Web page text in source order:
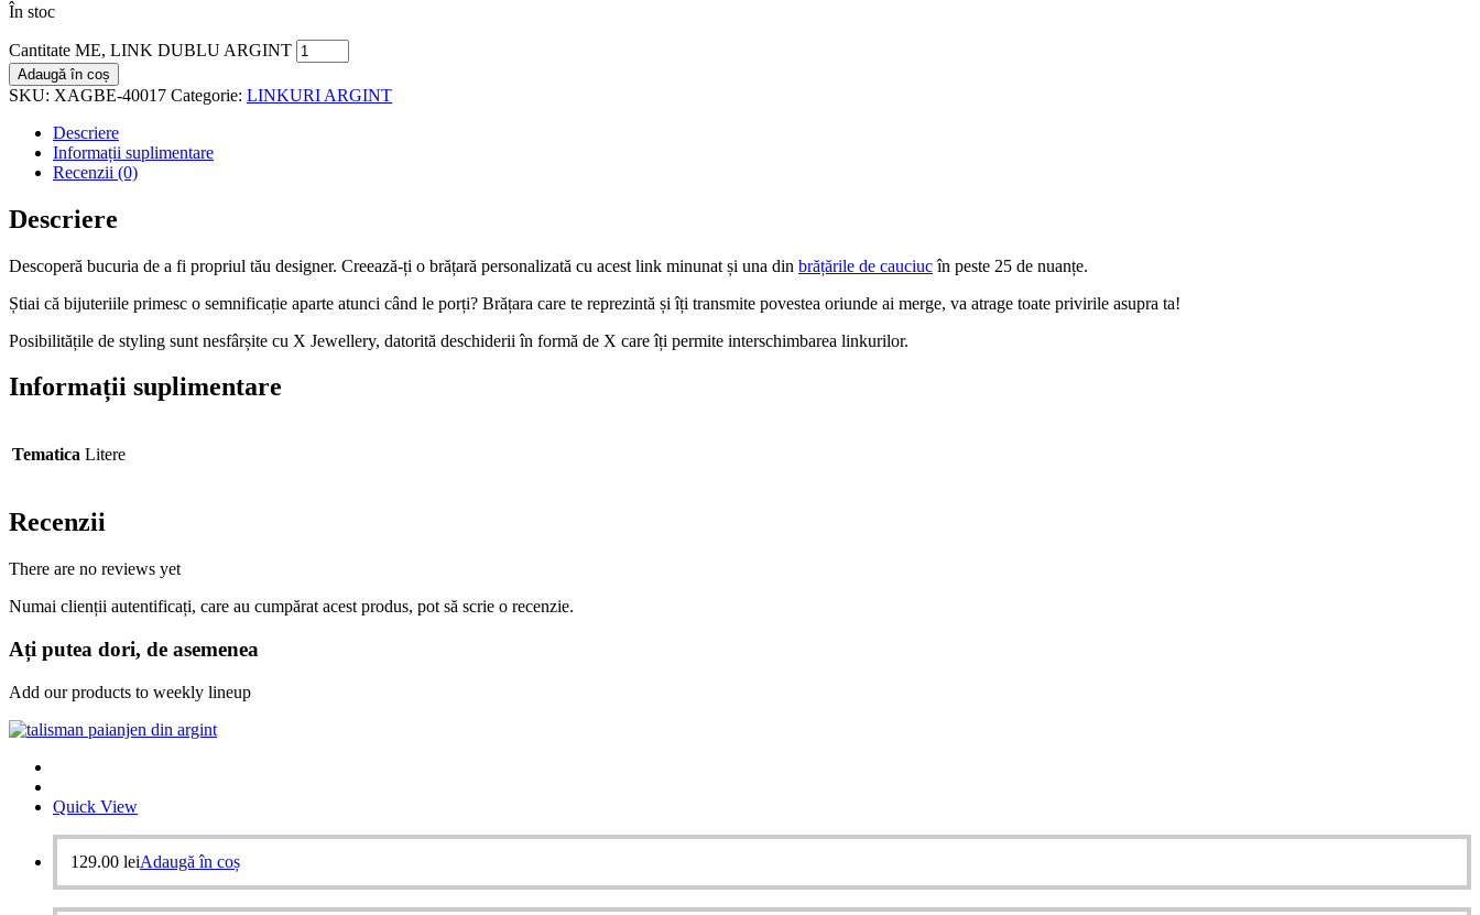
În stoc
Cantitate ME, LINK DUBLU ARGINT
Adaugă în coș
SKU: XAGBE-40017 Categorie: LINKURI ARGINT
Descriere
Informații suplimentare
Recenzii (0)
Descriere
Descoperă bucuria de a fi propriul tău designer. Creează-ți o brățară personalizată cu acest link minunat și una din brățările de cauciucîn peste 25 de nuanțe.
Știai că bijuteriile primesc o semnificație aparte atunci când le porți? Brățara care te reprezintă și îți transmite povestea oriunde ai merge, va atrage toate privirile asupra ta!
Posibilitățile de styling sunt nesfârșite cu X Jewellery, datorită deschiderii în formă de X care îți permite interschimbarea linkurilor.
Informații suplimentare
Tematica Litere
Recenzii
There are no reviews yet
Numai clienții autentificați, care au cumpărat acest produs, pot să scrie o recenzie.
Ați putea dori, de asemenea
Add our products to weekly lineup
Quick View
129.00 leiAdaugă în coș